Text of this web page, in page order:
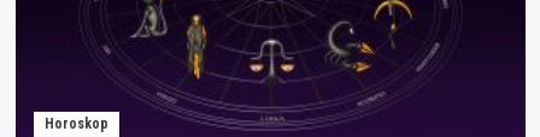
pamti:
Stižu
dva
Horoskop